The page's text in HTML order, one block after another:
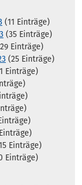
(11 Einträge)
(35 Einträge)
Einträge)
(25 Einträge)
Einträge)
Einträge)
Einträge)